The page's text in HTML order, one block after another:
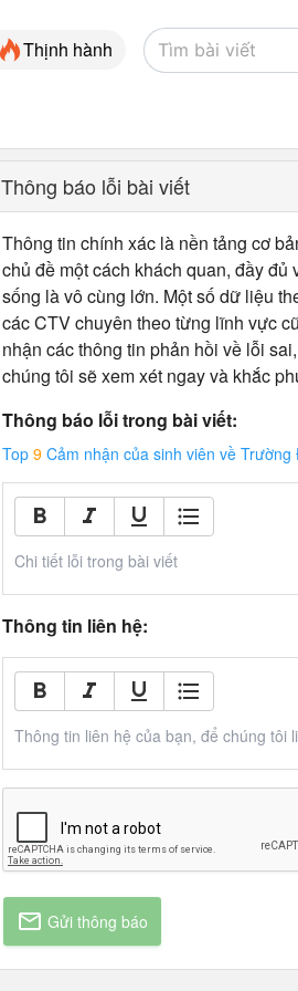
Thịnh hành
Thông báo lỗi bài viết
Thông tin chính xác là nền tảng cơ
chủ đề một cách khách quan, đầy
sống là vô cùng lớn. Một số dữ liệu
các CTV chuyên theo từng lĩnh vực
nhận các thông tin phản hồi về lỗi
chúng tôi sẽ xem xét ngay và khắc
Thông báo lỗi trong bài viết:
Top 9 Cảm nhận của sinh viên về
Chi tiết lỗi trong bài viết
Thông tin liên hệ:
Thông tin liên hệ của bạn, để chúng tôi
Gửi thông báo